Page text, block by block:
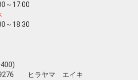
～17:00
～18:30
400)
ヒラヤマ エイキ